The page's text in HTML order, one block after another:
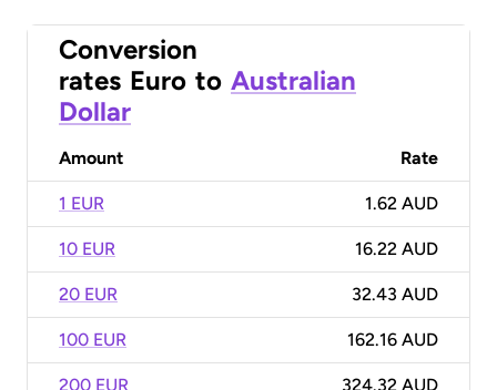
Conversion
rates Euro to Australian
Dollar
Amount Rate
1 EUR 1.62 AUD
10 EUR 16.22 AUD
20 EUR 32.43 AUD
100 EUR 162.16 AUD
200 EUR 324.32 AUD